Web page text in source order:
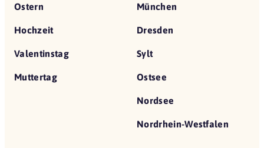
Ostern
Hochzeit
Valentinstag
Muttertag
München
Dresden
Sylt
Ostsee
Nordsee
Nordrhein-Westfalen